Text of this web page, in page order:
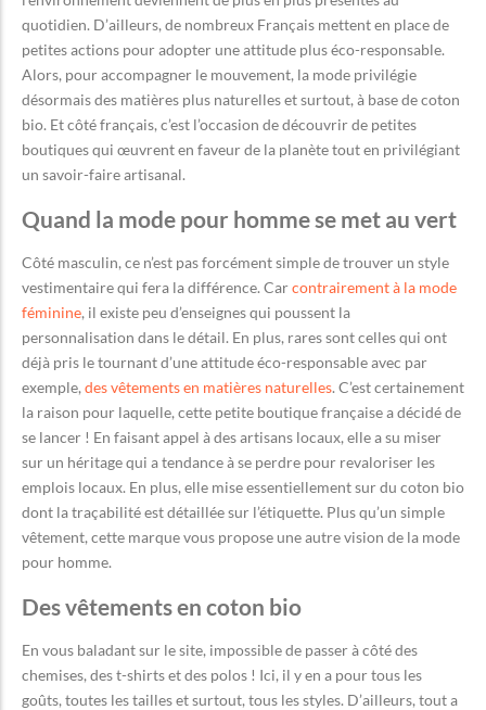
quotidien. D’ailleurs, de nombreux Français mettent en place de
petites actions pour adopter une attitude plus éco-responsable.
Alors, pour accompagner le mouvement, la mode privilégie
désormais des matières plus naturelles et surtout, à base de coton
bio. Et côté français, c’est l’occasion de découvrir de petites
boutiques qui œuvrent en faveur de la planète tout en privilégiant
un savoir-faire artisanal.
Quand la mode pour homme se met au vert
Côté masculin, ce n’est pas forcément simple de trouver un style
vestimentaire qui fera la différence. Carcontrairement à la mode
féminine, il existe peu d’enseignes qui poussent la
personnalisation dans le détail. En plus, rares sont celles qui ont
déjà pris le tournant d’une attitude éco-responsable avec par
exemple, des vêtements en matières naturelles. C’est certainement
la raison pour laquelle, cette petite boutique française a décidé de
se lancer ! En faisant appel à des artisans locaux, elle a su miser
sur un héritage qui a tendance à se perdre pour revaloriser les
emplois locaux. En plus, elle mise essentiellement sur du coton bio
dont la traçabilité est détaillée sur l’étiquette. Plus qu’un simple
vêtement, cette marque vous propose une autre vision de la mode
pour homme.
Des vêtements en coton bio
En vous baladant sur le site, impossible de passer à côté des
chemises, des t-shirts et des polos ! Ici, il y en a pour tous les
goûts, toutes les tailles et surtout, tous les styles. D’ailleurs, tout a